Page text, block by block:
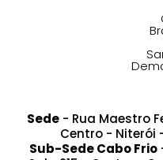
Sede- Rua Maestro
Centro - Niterói -
Sub-Sede Cabo Frio